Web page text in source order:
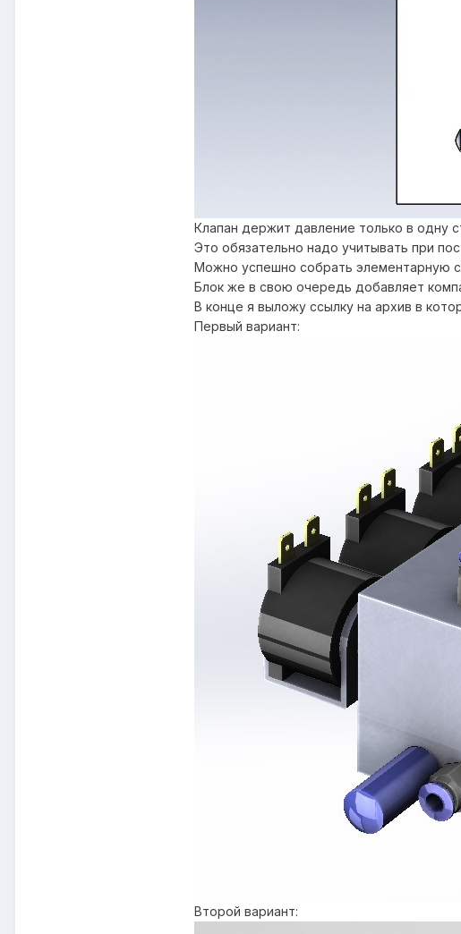
Клапан держит давление только в одну
Это обязательно надо учитывать при
Можно успешно собрать элементарную
Блок же в свою очередь добавляет
В конце я выложу ссылку на архив в
Первый вариант:
Второй вариант: